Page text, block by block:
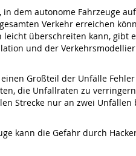
dem autonome Fahrzeuge
Verkehr erreichen
überschreiten kann,
und der
Großteil der Unfälle
die Unfallraten zu
Strecke nur an zwei
kann die Gefahr durch